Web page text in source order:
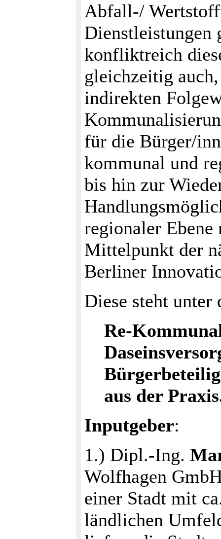
Abfall-/
Dienstleistungen
konfliktreich
gleichzeitig
indirekten
für die Bürger/
kommunal und
bis hin zur
regionaler
Mittelpunkt der
Berliner
Diese steht unter
Re-
aus der
Inputgeber:
1.) Dipl.-Ing.
Wolfhagen
einer Stadt mit
ländlichen